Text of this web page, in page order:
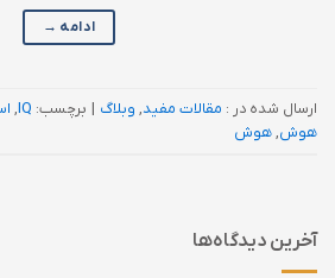
ادامه →
ارسال شده در : مقالات مفید, وبلاگ | برچسب: IQ
,
هوش,هوش
آخرین دیدگاه‌ها